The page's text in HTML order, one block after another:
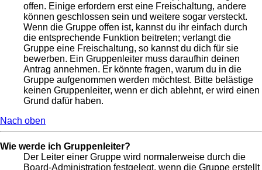
offen. Einige erfordern erst eine Freischaltung, andere
können geschlossen sein und weitere sogar versteckt.
Wenn die Gruppe offen ist, kannst du ihr einfach durch
die entsprechende Funktion beitreten; verlangt die
Gruppe eine Freischaltung, so kannst du dich für sie
bewerben. Ein Gruppenleiter muss daraufhin deinen
Antrag annehmen. Er könnte fragen, warum du in die
Gruppe aufgenommen werden möchtest. Bitte belästige
keinen Gruppenleiter, wenn er dich ablehnt, er wird einen
Grund dafür haben.
Nach oben
Wie werde ich Gruppenleiter?
Der Leiter einer Gruppe wird normalerweise durch die
Board-Administration festgelegt, wenn die Gruppe erstellt